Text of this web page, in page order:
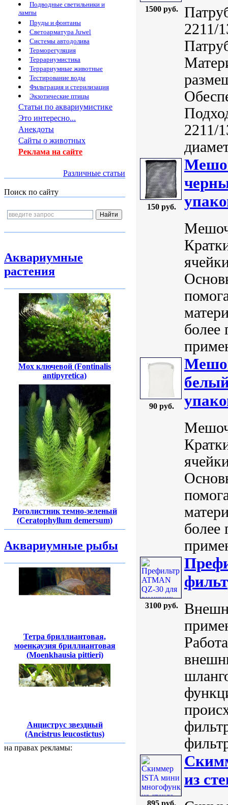
Подводные светильники и
лампы
Пруды и фонтаны
Светоарматура Juwel
Системы автодолива
Терморегуляция
Террариумистика
Террариумные животные
Тестирование воды
Фильтрация и стерилизация
Экзотические птицы
Статьи по аквариумистике
Это интересно...
Анекдоты
Сайты о животных
Реклама на сайте
Различные статьи
Поиск по сайту
Аквариумные
растения
Мох ключевой (Fontinalis
antipyretica)
Роголистник темно-зеленый
(Ceratophyllum demersum)
Аквариумные рыбы
Тетра бриллиантовая,
моенкаузия бриллиантовая
(Moenkhausia pittieri)
Анциструс звездный
(Ancistrus leucostictus)
на правах рекламы:
1500 руб.
2211/
2211/
150 руб.
более
90 руб.
более
3100 руб.
895 руб.
из